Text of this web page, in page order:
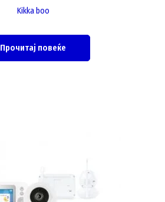
Kikka boo
Прочитај повеќе